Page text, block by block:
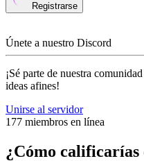
Registrarse
Únete a nuestro Discord
¡Sé parte de nuestra
ideas afines!
Unirse al servidor
177 miembros en línea
¿Cómo calificarías